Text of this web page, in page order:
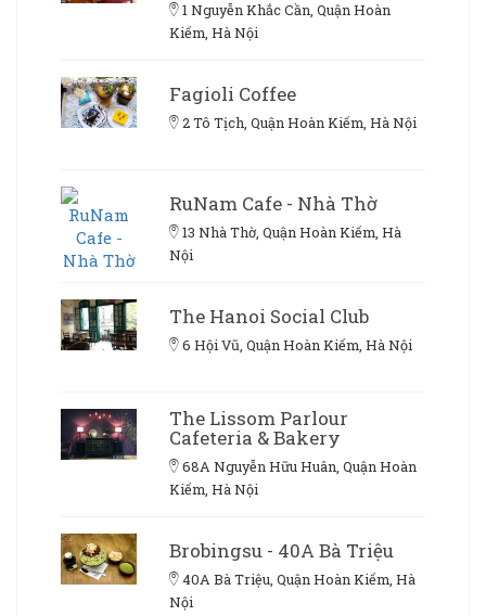
1 Nguyễn Khắc Cần, Quận Hoàn
Kiếm, Hà Nội
Fagioli Coffee
2 Tô Tịch, Quận Hoàn Kiếm, Hà Nội
RuNam Cafe - Nhà Thờ
13 Nhà Thờ, Quận Hoàn Kiếm, Hà
Nội
The Hanoi Social Club
6 Hội Vũ, Quận Hoàn Kiếm, Hà Nội
The Lissom Parlour
Cafeteria & Bakery
68A Nguyễn Hữu Huân, Quận Hoàn
Kiếm, Hà Nội
Brobingsu - 40A Bà Triệu
40A Bà Triệu, Quận Hoàn Kiếm, Hà
Nội